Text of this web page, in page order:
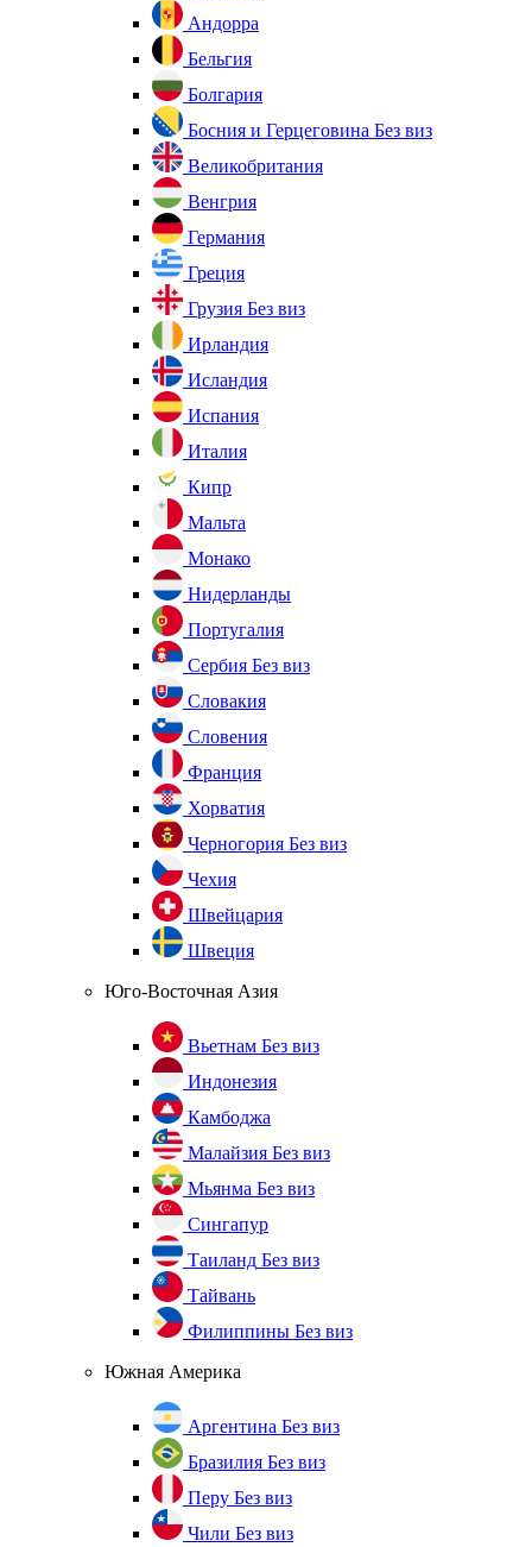
Андорра
Бельгия
Болгария
Босния и Герцеговина Без виз
Великобритания
Венгрия
Германия
Греция
Грузия Без виз
Ирландия
Исландия
Испания
Италия
Кипр
Мальта
Монако
Нидерланды
Португалия
Сербия Без виз
Словакия
Словения
Франция
Хорватия
Черногория Без виз
Чехия
Швейцария
Швеция
Юго-Восточная Азия
Вьетнам Без виз
Индонезия
Камбоджа
Малайзия Без виз
Мьянма Без виз
Сингапур
Таиланд Без виз
Тайвань
Филиппины Без виз
Южная Америка
Аргентина Без виз
Бразилия Без виз
Перу Без виз
Чили Без виз